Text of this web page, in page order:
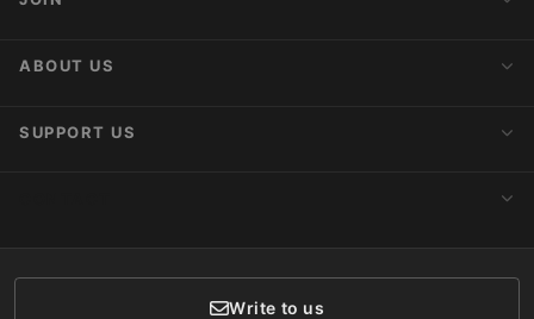
Activist Network
ABOUT US
About AnimaNaturalis
SUPPORT US
Donor Care
Write to us